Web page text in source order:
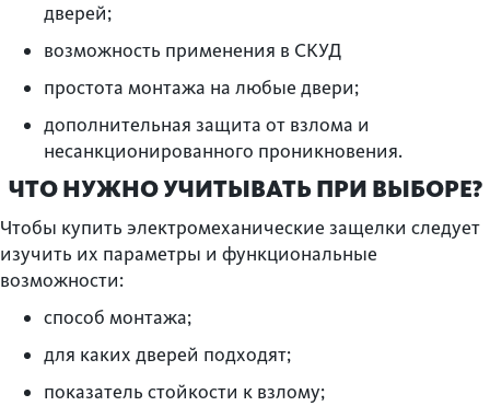
дверей;
возможность применения в СКУД
простота монтажа на любые двери;
дополнительная защита от взлома и
несанкционированного проникновения.
ЧТО НУЖНО УЧИТЫВАТЬ ПРИ ВЫБОРЕ?
Чтобы купить электромеханические защелки следует
изучить их параметры и функциональные
возможности:
способ монтажа;
для каких дверей подходят;
показатель стойкости к взлому;